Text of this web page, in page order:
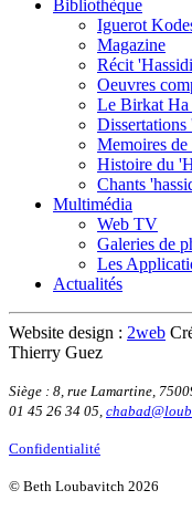
Bibliothèque
Iguerot
Magazine
Récit
Oeuvres
Le Birkat Ha
Dissertations
Memoires
Histoire du
Chants
Multimédia
Web TV
Galeries de
Les
Actualités
Website design : 2web
Thierry Guez
Siège : 8, rue Lamartine,
01 45 26 34 05,
Confidentialité
© Beth Loubavitch 2026